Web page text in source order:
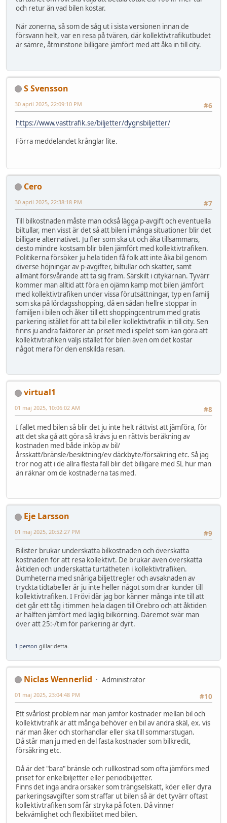
och retur än vad bilen kostar.
När zonerna, så som de såg ut i sista versionen innan de
försvann helt, var en resa på tvären, där kollektivtrafikutbudet
är sämre, åtminstone billigare jämfört med att åka in till city.
S Svensson
#6
30 april 2025, 22:09:10 PM
https://www.vasttrafik.se/biljetter/dygnsbiljetter/
Förra meddelandet krånglar lite.
Cero
#7
30 april 2025, 22:38:18 PM
Till bilkostnaden måste man också lägga p-avgift och eventuella
biltullar, men visst är det så att bilen i många situationer blir det
billigare alternativet. Ju fler som ska ut och åka tillsammans,
desto mindre kostsam blir bilen jämfört med kollektivtrafiken.
Politikerna försöker ju hela tiden få folk att inte åka bil genom
diverse höjningar av p-avgifter, biltullar och skatter, samt
allmänt försvårande att ta sig fram. Särskilt i citykärnan. Tyvärr
kommer man alltid att föra en ojämn kamp mot bilen jämfört
med kollektivtrafiken under vissa förutsättningar, typ en familj
som ska på lördagsshopping, då en sådan hellre stoppar in
familjen i bilen och åker till ett shoppingcentrum med gratis
parkering istället för att ta bil eller kollektivtrafik in till city. Sen
finns ju andra faktorer än priset med i spelet som kan göra att
kollektivtrafiken väljs istället för bilen även om det kostar
något mera för den enskilda resan.
virtual1
#8
01 maj 2025, 10:06:02 AM
I fallet med bilen så blir det ju inte helt rättvist att jämföra, för
att det ska gå att göra så krävs ju en rättvis beräkning av
kostnaden med både inköp av bil/
årsskatt/bränsle/besiktning/ev däckbyte/försäkring etc. Så jag
tror nog att i de allra flesta fall blir det billigare med SL hur man
än räknar om de kostnaderna tas med.
Eje Larsson
#9
01 maj 2025, 20:52:27 PM
Bilister brukar underskatta bilkostnaden och överskatta
kostnaden för att resa kollektivt. De brukar även överskatta
åktiden och underskatta turtätheten i kollektivtrafiken.
Dumheterna med snåriga biljettregler och avsaknaden av
tryckta tidtabeller är ju inte heller något som drar kunder till
kollektivtrafiken. I Frövi där jag bor känner många inte till att
det går ett tåg i timmen hela dagen till Örebro och att åktiden
är hälften jämfört med laglig bilkörning. Däremot svär man
över att 25:-/tim för parkering är dyrt.
1 person gillar detta.
Niclas Wennerlid
Administrator
#10
01 maj 2025, 23:04:48 PM
Ett svårlöst problem när man jämför kostnader mellan bil och
kollektivtrafik är att många behöver en bil av andra skäl, ex. vis
när man åker och storhandlar eller ska till sommarstugan.
Då står man ju med en del fasta kostnader som bilkredit,
försäkring etc.
Då är det "bara" bränsle och rullkostnad som ofta jämförs med
priset för enkelbiljetter eller periodbiljetter.
Finns det inga andra orsaker som trängselskatt, köer eller dyra
parkeringsavgifter som straffar ut bilen så är det tyvärr oftast
kollektivtrafiken som får stryka på foten. Då vinner
bekvämlighet och flexibilitet med bilen.